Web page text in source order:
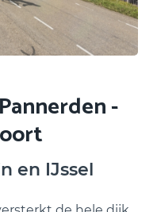
-
en IJssel